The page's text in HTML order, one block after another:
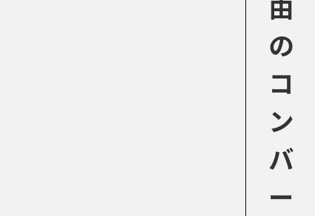
の
コ
ン
バ
ー